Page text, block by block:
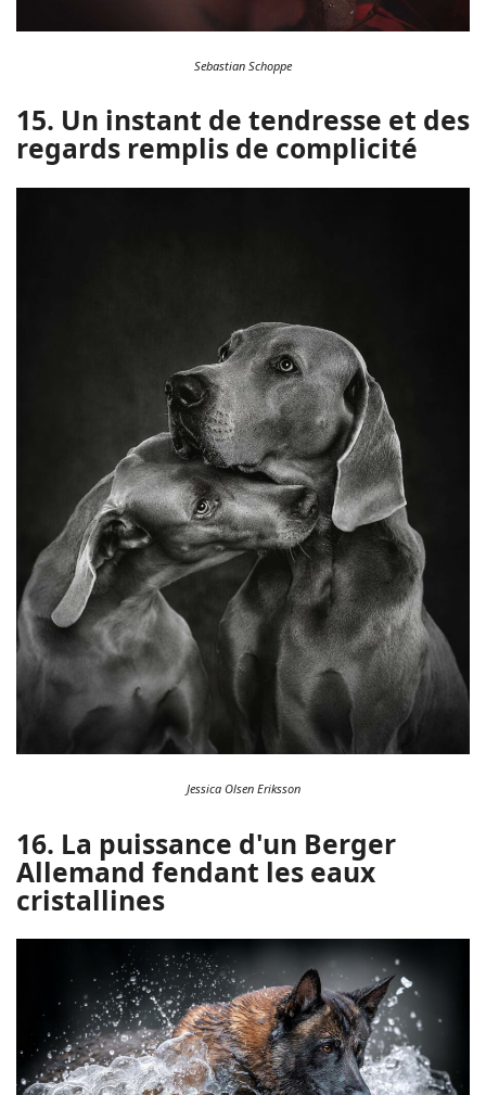
Sebastian Schoppe
15. Un instant de tendresse et des
regards remplis de complicité
Jessica Olsen Eriksson
16. La puissance d'un Berger
Allemand fendant les eaux
cristallines